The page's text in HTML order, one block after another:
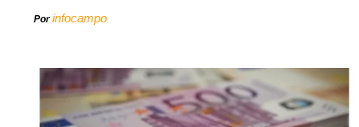
Porinfocampo